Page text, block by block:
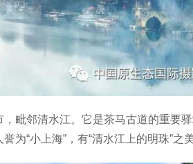
毗邻清水江。它是茶马古道的重要
“小上海”，有“清水江上的明珠”之美